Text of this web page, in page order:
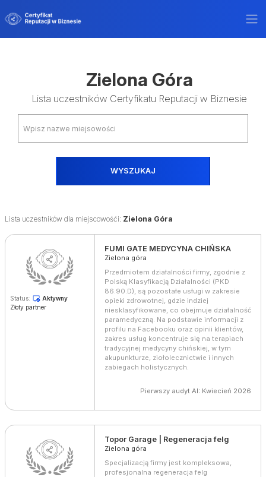
Zielona Góra
Lista uczestników Certyfikatu Reputacji w Biznesie
WYSZUKAJ
Lista uczestników dla miejscowośći: Zielona Góra
Status:
Aktywny
Złoty partner
FUMI GATE MEDYCYNA CHIŃSKA
Zielona góra
Przedmiotem działalności firmy, zgodnie z
Polską Klasyfikacją Działalności (PKD
86.90.D), są pozostałe usługi w zakresie
opieki zdrowotnej, gdzie indziej
niesklasyfikowane, co obejmuje działalność
paramedyczną. Na podstawie informacji z
profilu na Facebooku oraz opinii klientów,
zakres usług koncentruje się na terapiach
tradycyjnej medycyny chińskiej, w tym
akupunkturze, ziołolecznictwie i innych
zabiegach holistycznych.
Pierwszy audyt AI: Kwiecień 2026
Topor Garage | Regeneracja felg
Zielona góra
Specjalizacją firmy jest kompleksowa,
profesjonalna regeneracja felg